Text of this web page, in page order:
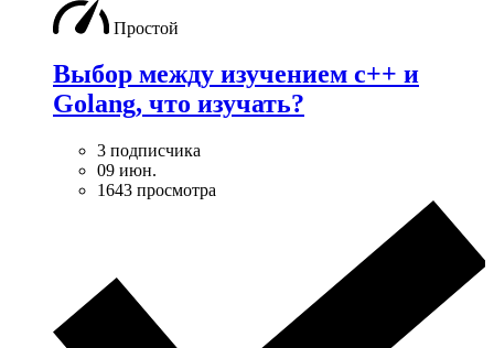
Простой
Выбор между изучением c++ и
Golang, что изучать?
3 подписчика
09 июн.
1643 просмотра